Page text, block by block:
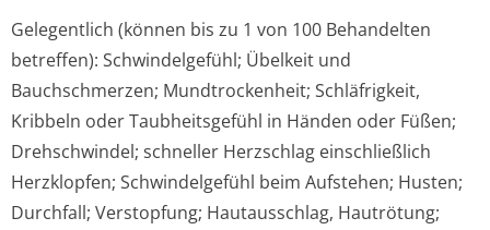
Gelegentlich (können bis zu 1 von 100 Behandelten
betreffen): Schwindelgefühl; Übelkeit und
Bauchschmerzen; Mundtrockenheit; Schläfrigkeit,
Kribbeln oder Taubheitsgefühl in Händen oder Füßen;
Drehschwindel; schneller Herzschlag einschließlich
Herzklopfen; Schwindelgefühl beim Aufstehen; Husten;
Durchfall; Verstopfung; Hautausschlag, Hautrötung;